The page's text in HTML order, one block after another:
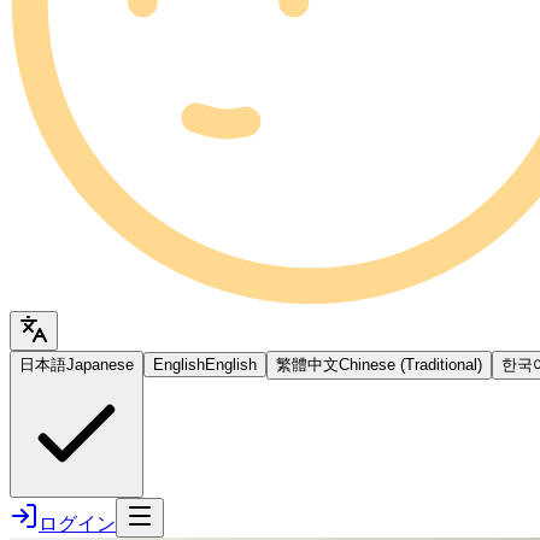
日本語Japanese EnglishEnglish 繁體中文Chinese (Traditional) 한국
ログイン